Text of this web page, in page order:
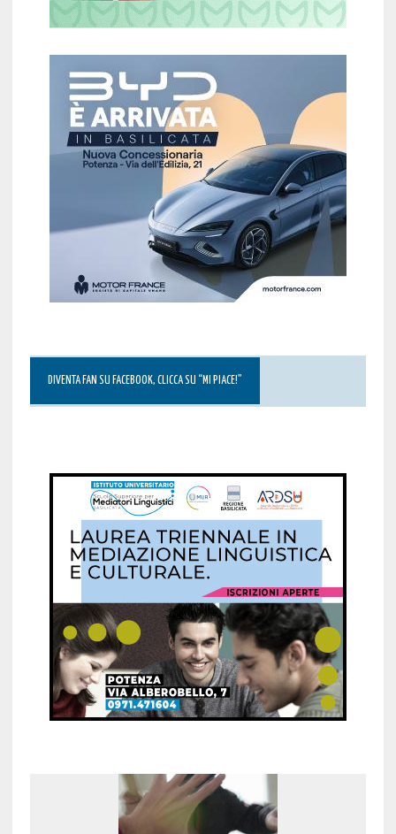
DIVENTA FAN SU FACEBOOK, CLICCA SU “MI PIACE!”